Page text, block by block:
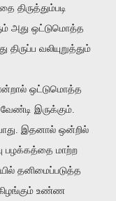
திருத்தும்படி
அது ஒட்டுமொத்த
வலியுறுத்தும்
என்றால் ஒட்டுமொத்த
இருக்கும்.
இதனால் ஒன்றில்
பழக்கத்தை மாற்ற
தனிமைப்படுத்த
கிழங்கும் உண்ண